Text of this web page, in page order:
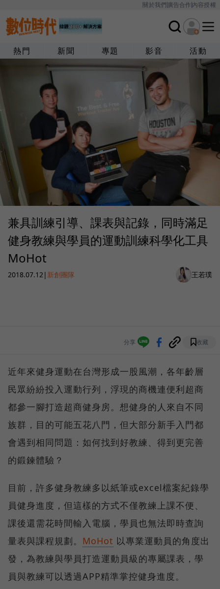
關於我們廣告合作內容授權
熱門 新聞 專題 影音 活動
兼具訓練引導、課表與記錄，同時滿足
健身教練與學員的運動訓練科學化工具
MoHot
2018.07.12| 新創團隊 王若璞
分享 收藏
近年來健身運動在台灣形成一股風潮，各年齡層
民眾紛紛投入運動行列，浮現的商機連便利超商
都參一腳打造超商健身房。想健身的人來自不同
族群，目的可能五花八門，但大部分新手入門都
會遇到相同問題：如何找到好教練、得到更完善
的鍛鍊體驗？
目前，許多健身教練多以紙筆或excel檔案紀錄學
員健身進度，但這樣的方式不僅教練上課不便、
課後還需花時間輸入電腦，學員也無法即時查詢
量表與課程規劃。 MoHot 以專業運動員的角度出
發，為教練與學員打造運動員級的專屬課表，學
員與教練可以透過APP精準掌控健身進度。